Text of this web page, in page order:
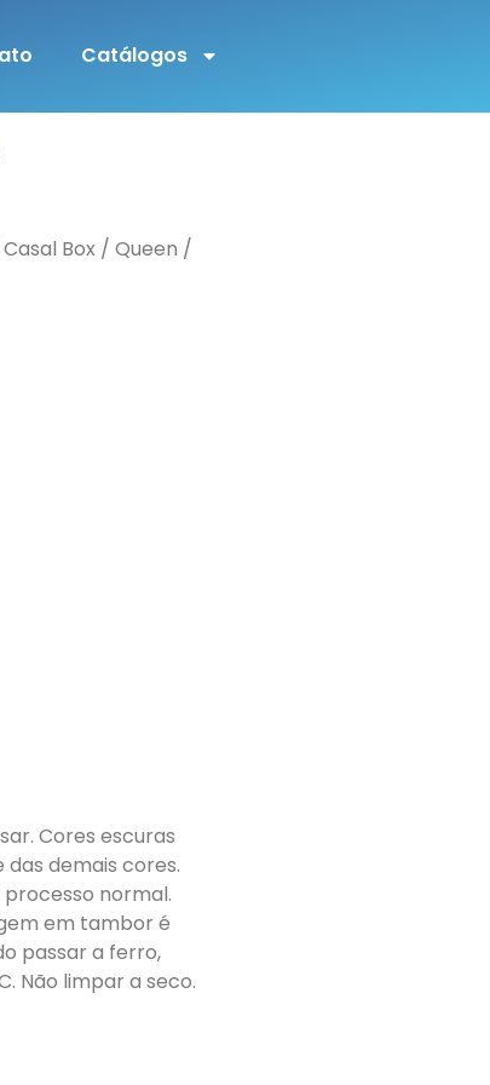
Catálogos
Box / Queen /
Cores escuras
demais cores.
normal.
em tambor é
passar a ferro,
Não limpar a seco.